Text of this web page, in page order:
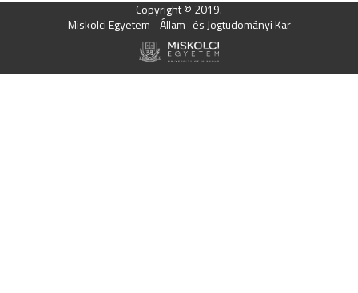
Copyright © 2019.
Miskolci Egyetem - Állam- és Jogtudományi Kar